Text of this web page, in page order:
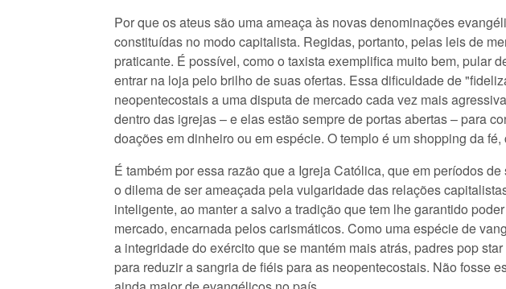
Por que os ateus são uma ameaça às novas denominações
constituídas no modo capitalista. Regidas, portanto, pelas leis de
praticante. É possível, como o taxista exemplifica muito bem, pular
entrar na loja pelo brilho de suas ofertas. Essa dificuldade de
neopentecostais a uma disputa de mercado cada vez mais
dentro das igrejas – e elas estão sempre de portas abertas – para
doações em dinheiro ou em espécie. O templo é um shopping da
É também por essa razão que a Igreja Católica, que em períodos
o dilema de ser ameaçada pela vulgaridade das relações
inteligente, ao manter a salvo a tradição que tem lhe garantido
mercado, encarnada pelos carismáticos. Como uma espécie de
a integridade do exército que se mantém mais atrás, padres pop
para reduzir a sangria de fiéis para as neopentecostais. Não fosse